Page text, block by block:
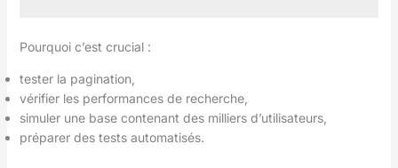
Pourquoi c’est crucial :
tester la pagination,
vérifier les performances de recherche,
simuler une base contenant des milliers d’utilisateurs,
préparer des tests automatisés.